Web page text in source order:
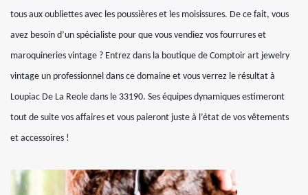
tous aux oubliettes avec les poussières et les moisissures. De ce fait, vous
avez besoin d’un spécialiste pour que vous vendiez vos fourrures et
maroquineries vintage ? Entrez dans la boutique de Comptoir art jewelry
vintage un professionnel dans ce domaine et vous verrez le résultat à
Loupiac De La Reole dans le 33190. Ses équipes dynamiques estimeront
tout de suite vos affaires et vous paieront juste à l’état de vos vêtements
et accessoires !